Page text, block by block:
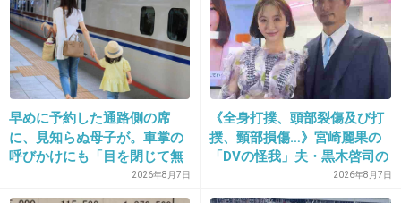
31. 匿名 2019/11/06(水) 17:44:34
大多も色々あったからなぁ…。
+11 -0
早めに予約した通路側の席
に、見知らぬ母子が。車掌の
呼びかけにも「目を閉じて無
視」して居座られました。無
理やり奪われた席は、結
2026年8月7日
《全身打撲、頭部裂傷及び打
撲、頸部損傷…》宮崎麗果の
「DVの怪我」夫・黒木啓司の
逮捕で始まる「夫婦の闘争」
2026年8月7日